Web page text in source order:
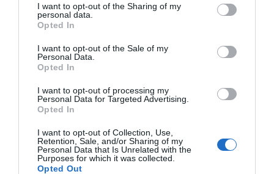
I want to opt-out of the Sharing of my
personal data.
Opted In
I want to opt-out of the Sale of my
Personal Data.
Opted In
I want to opt-out of processing my
Personal Data for Targeted Advertising.
Opted In
I want to opt-out of Collection, Use,
Retention, Sale, and/or Sharing of my
Personal Data that Is Unrelated with the
Purposes for which it was collected.
Opted Out